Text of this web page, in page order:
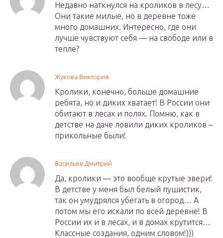
Недавно наткнулся на кроликов в лесу…
Они такие милые, но в деревне тоже
много домашних. Интересно, где они
лучше чувствуют себя — на свободе или в
тепле?
Жукова Виктория
Кролики, конечно, больше домашние
ребята, но и диких хватает! В России они
обитают в лесах и полях. Помню, как в
детстве на даче ловили диких кроликов –
прикольные были!
Васильев Дмитрий
Да, кролики — это вообще крутые звери!
В детстве у меня был белый пушистик,
так он умудрялся убегать в огород… А
потом мы его искали по всей деревне! В
России их и в лесах, и в домах крутится…
Классные создания, одним словом!)))